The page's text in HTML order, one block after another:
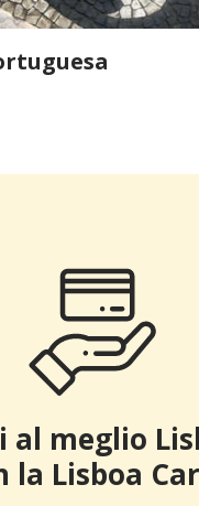
al meglio
la Lisboa